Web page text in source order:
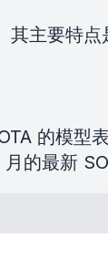
主要特
的模
的最新